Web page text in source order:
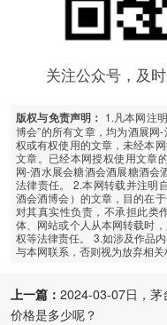
关注公众号，及
版权与免责声明： 1.凡本网注
博会”的所有文章，均为酒展网
权或有权使用的文章，未经本
文章。已经本网授权使用文章
网-酒水展会糖酒会酒展糖酒会
法律责任。 2.本网转载并注明
酒会酒博会）的文章，目的在
对其真实性负责，不承担此类
体、网站或个人从本网转载时
权等法律责任。 3.如涉及作品
与本网联系，否则视为放弃相关
上一篇： 2024-03-07日，茅
价格是多少呢？